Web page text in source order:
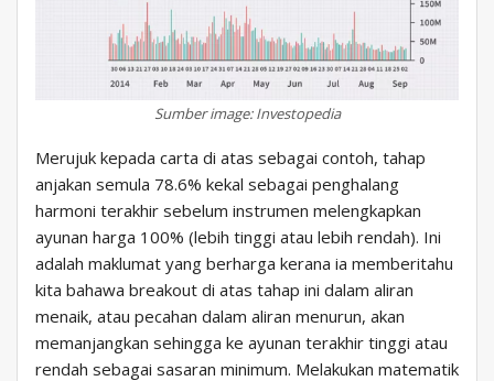
Sumber image: Investopedia
Merujuk kepada carta di atas sebagai contoh, tahap
anjakan semula 78.6% kekal sebagai penghalang
harmoni terakhir sebelum instrumen melengkapkan
ayunan harga 100% (lebih tinggi atau lebih rendah). Ini
adalah maklumat yang berharga kerana ia memberitahu
kita bahawa breakout di atas tahap ini dalam aliran
menaik, atau pecahan dalam aliran menurun, akan
memanjangkan sehingga ke ayunan terakhir tinggi atau
rendah sebagai sasaran minimum. Melakukan matematik